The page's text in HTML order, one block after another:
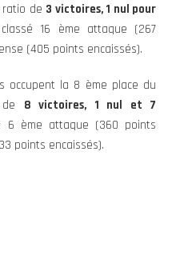
ratio de 3 victoires, 1 nul pour
16 ème attaque (267
(405 points encaissés).
occupent la 8 ème place du
8 victoires, 1 nul et 7
6 ème attaque (360 points
points encaissés).